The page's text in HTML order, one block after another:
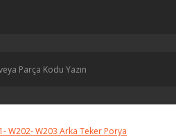
W202- W203 Arka Teker Porya